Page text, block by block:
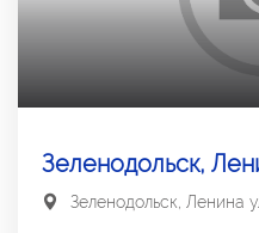
Зеленодольск,
Зеленодольск, Ленина